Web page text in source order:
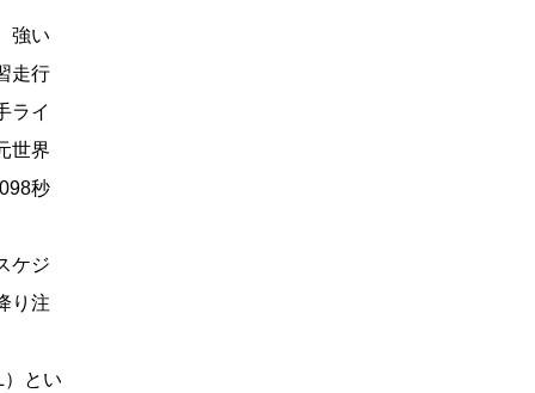
強い
走行
ライ
世界
秒
ケジ
り注
とい